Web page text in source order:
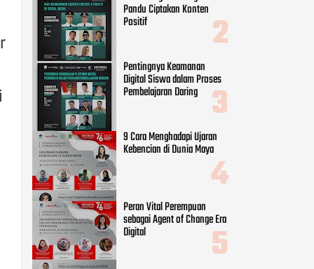
Pandu Ciptakan Konten
Positif
Pentingnya Keamanan
Digital Siswa dalam Proses
Pembelajaran Daring
9 Cara Menghadapi Ujaran
Kebencian di Dunia Maya
Peran Vital Perempuan
sebagai Agent of Change Era
Digital